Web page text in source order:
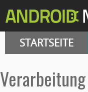
STARTSEITE
Verarbeitung